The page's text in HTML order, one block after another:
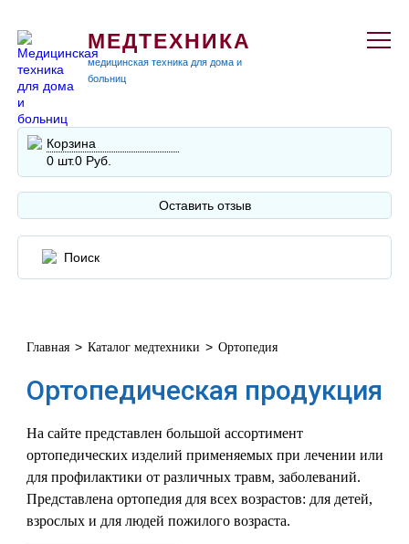
МЕДТЕХНИКА
медицинская техника для дома и
больниц
Корзина
0 шт.0 Руб.
Оставить отзыв
Главная > Каталог медтехники > Ортопедия
Ортопедическая продукция
На сайте представлен большой ассортимент
ортопедических изделий применяемых при лечении или
для профилактики от различных травм, заболеваний.
Представлена ортопедия для всех возрастов: для детей,
взрослых и для людей пожилого возраста.